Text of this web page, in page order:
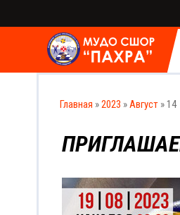
Главная »2023 »Август » 14